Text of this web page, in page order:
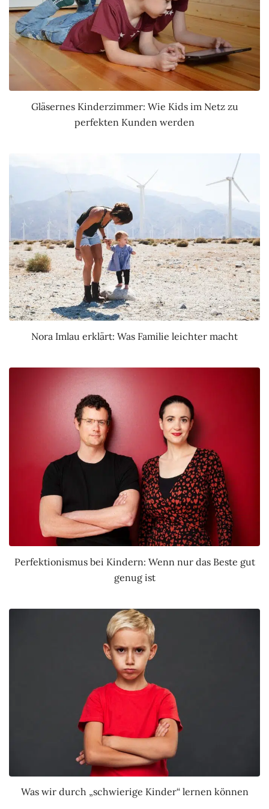
Gläsernes Kinderzimmer: Wie Kids im Netz zu
perfekten Kunden werden
Nora Imlau erklärt: Was Familie leichter macht
Perfektionismus bei Kindern: Wenn nur das Beste gut
genug ist
Was wir durch „schwierige Kinder“ lernen können